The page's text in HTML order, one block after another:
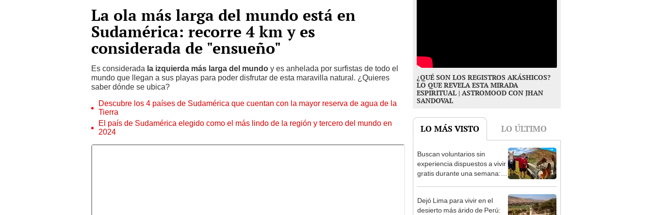
La ola más larga del mundo está en
Sudamérica: recorre 4 km y es
considerada de "ensueño"
Es considerada la izquierda más larga del mundo y es anhelada por surfistas de todo el
mundo que llegan a sus playas para poder disfrutar de esta maravilla natural. ¿Quieres
saber dónde se ubica?
Descubre los 4 países de Sudamérica que cuentan con la mayor reserva de agua de la
Tierra
El país de Sudamérica elegido como el más lindo de la región y tercero del mundo en
2024
¿QUÉ SON LOS REGISTROS AKÁSHICOS?
LO QUE REVELA ESTA MIRADA
ESPIRITUAL | ASTROMOOD CON JHAN
SANDOVAL
LO MÁS VISTO LO ÚLTIMO
1
Buscan voluntarios sin
experiencia dispuestos a vivir
gratis durante una semana:
un refugio por 2 horas
Dejó Lima para vivir en el
desierto más árido de Perú: